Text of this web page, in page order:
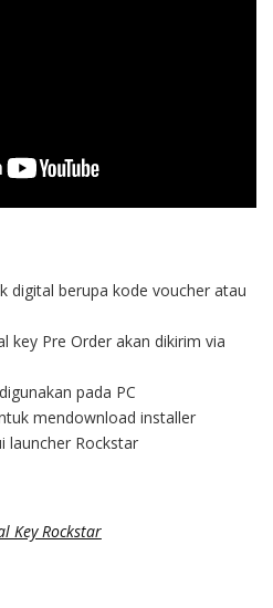
digital berupa kode voucher atau
key Pre Order akan dikirim via
pada PC
mendownload installer
launcher Rockstar
Key Rockstar